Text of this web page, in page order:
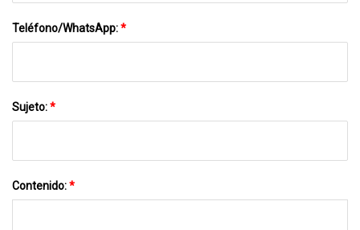
Teléfono/WhatsApp:*
Sujeto:*
Contenido:*